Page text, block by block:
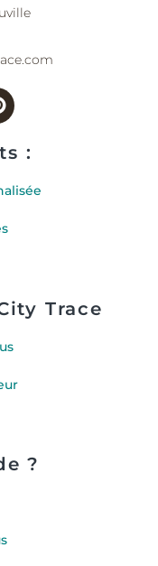
:
Trace
?